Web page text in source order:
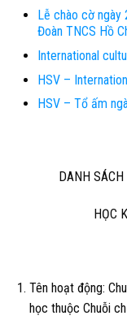
Lễ chào cờ ngày
Đoàn TNCS Hồ
International
HSV –
HSV – Tổ ấm
DANH
HỌC
Tên hoạt động:
học thuộc Chuỗi